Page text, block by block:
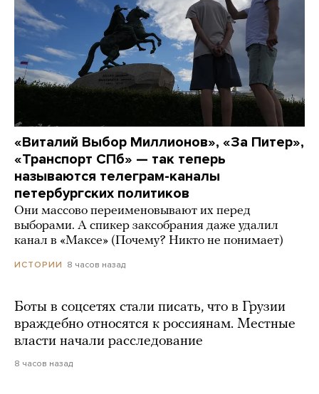
«Виталий Выбор Миллионов», «За Питер»,
«Транспорт СПб» — так теперь
называются телеграм-каналы
петербургских политиков
Они массово переименовывают их перед
выборами. А спикер заксобрания даже удалил
канал в «Максе» (Почему? Никто не понимает)
ИСТОРИИ 8 часов назад
Боты в соцсетях стали писать, что в Грузии
враждебно относятся к россиянам. Местные
власти начали расследование
8 часов назад